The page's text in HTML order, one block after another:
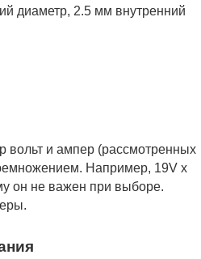
диаметр, 2.5 мм внутренний
вольт и ампер (рассмотренных
Например, 19V x
он не важен при выборе.